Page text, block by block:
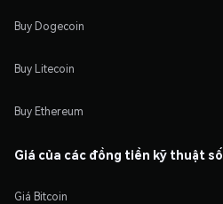
Buy Dogecoin
Buy Litecoin
Buy Ethereum
Giá của các đồng tiền kỹ thuật số
Giá Bitcoin